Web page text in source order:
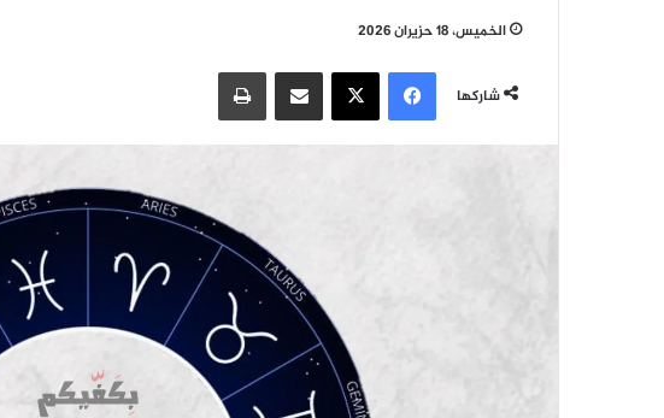
الخميس، 18 حزيران 2026
شاركها
فيسبوك‫X مشاركة عبر البريد طباعة